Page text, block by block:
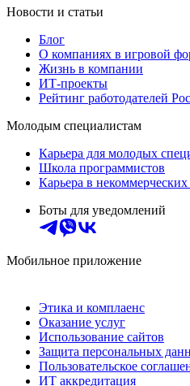
Новости и статьи
Блог
О компаниях в игровой
Жизнь в компании
ИТ-проекты
Рейтинг работодателей
Молодым специалистам
Карьера для молодых
Школа программистов
Карьера в
Боты для уведомлений
Мобильное приложение
Этика и комплаенс
Оказание услуг
Использование сайтов
Защита персональных
Пользовательское
ИТ аккредитация